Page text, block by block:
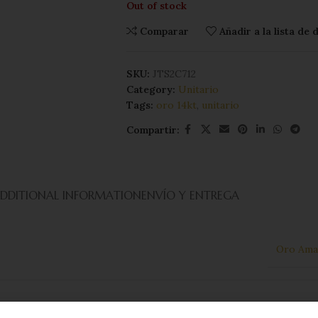
Out of stock
Comparar
Añadir a la lista de
SKU: JTS2C712
Category: Unitario
Tags: oro 14kt, unitario
Compartir:
INFORMATIONENVÍO Y ENTREGA
Oro